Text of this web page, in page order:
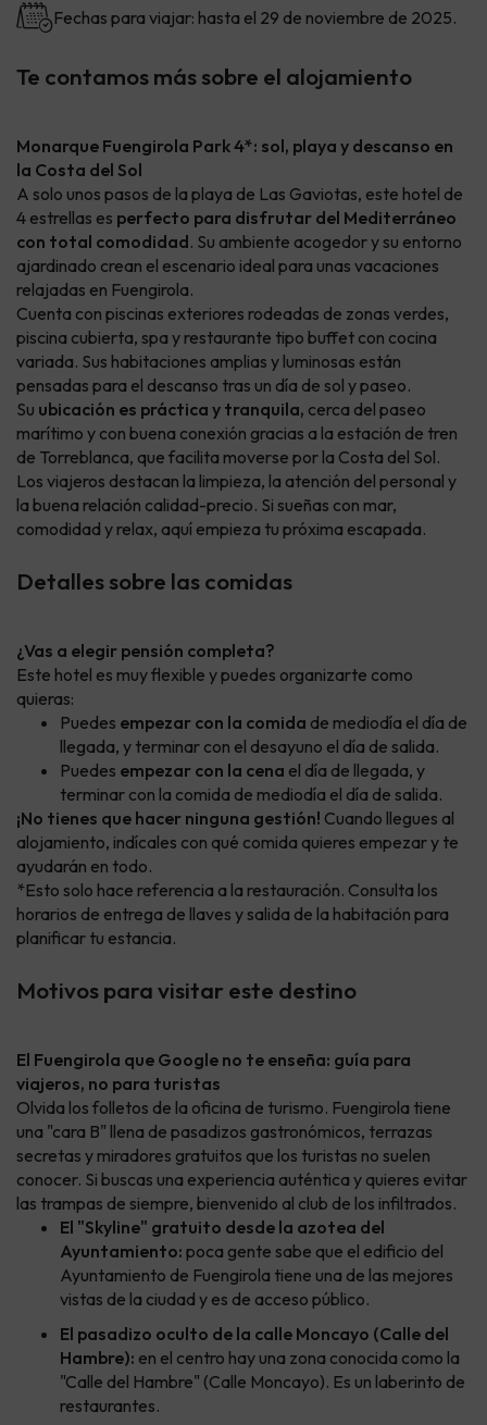
Fechas para viajar: hasta el 29 de noviembre de 2025.
Te contamos más sobre el alojamiento
Monarque Fuengirola Park 4*: sol, playa y descanso en
la Costa del Sol
A solo unos pasos de la playa de Las Gaviotas, este hotel de
4 estrellas es perfecto para disfrutar del Mediterráneo
con total comodidad. Su ambiente acogedor y su entorno
ajardinado crean el escenario ideal para unas vacaciones
relajadas en Fuengirola.
Cuenta con piscinas exteriores rodeadas de zonas verdes,
piscina cubierta, spa y restaurante tipo buffet con cocina
variada. Sus habitaciones amplias y luminosas están
pensadas para el descanso tras un día de sol y paseo.
Su ubicación es práctica y tranquila, cerca del paseo
marítimo y con buena conexión gracias a la estación de tren
de Torreblanca, que facilita moverse por la Costa del Sol.
Los viajeros destacan la limpieza, la atención del personal y
la buena relación calidad-precio. Si sueñas con mar,
comodidad y relax, aquí empieza tu próxima escapada.
Detalles sobre las comidas
¿Vas a elegir pensión completa?
Este hotel es muy flexible y puedes organizarte como
quieras:
Puedes empezar con la comida de mediodía el día de
llegada, y terminar con el desayuno el día de salida.
Puedes empezar con la cena el día de llegada, y
terminar con la comida de mediodía el día de salida.
¡No tienes que hacer ninguna gestión! Cuando llegues al
alojamiento, indícales con qué comida quieres empezar y te
ayudarán en todo.
*Esto solo hace referencia a la restauración. Consulta los
horarios de entrega de llaves y salida de la habitación para
planificar tu estancia.
Motivos para visitar este destino
El Fuengirola que Google no te enseña: guía para
viajeros, no para turistas
Olvida los folletos de la oficina de turismo. Fuengirola tiene
una "cara B" llena de pasadizos gastronómicos, terrazas
secretas y miradores gratuitos que los turistas no suelen
conocer. Si buscas una experiencia auténtica y quieres evitar
las trampas de siempre, bienvenido al club de los infiltrados.
El "Skyline" gratuito desde la azotea del
Ayuntamiento: poca gente sabe que el edificio del
Ayuntamiento de Fuengirola tiene una de las mejores
vistas de la ciudad y es de acceso público.
El pasadizo oculto de la calle Moncayo (Calle del
Hambre): en el centro hay una zona conocida como la
"Calle del Hambre" (Calle Moncayo). Es un laberinto de
restaurantes.